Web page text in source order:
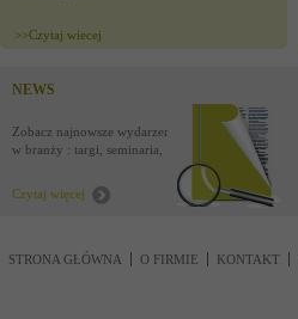
>>Czytaj wiecej
NEWS
Zobacz najnowsze wydarzenia
w branży : targi, seminaria,
Czytaj więcej
STRONA GŁÓWNA O FIRMIE KONTAKT